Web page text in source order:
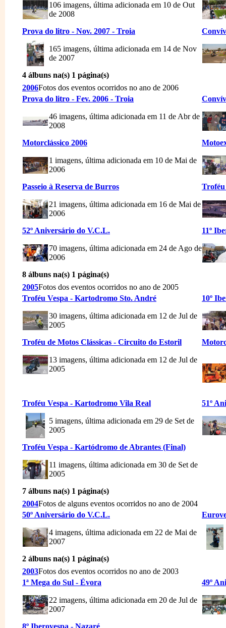
106 imagens, última adicionada em 10 de Out
de 2008
Prova do litro - Nov. 2007 - Troia
165 imagens, última adicionada em 14 de Nov
de 2007
4 álbuns na(s) 1 página(s)
2006Fotos dos eventos ocorridos no ano de 2006
Prova do litro - Fev. 2006 - Troia
46 imagens, última adicionada em 11 de Abr de
2008
Motorclássico 2006
1 imagens, última adicionada em 10 de Mai de
2006
Passeio à Reserva de Burros
21 imagens, última adicionada em 16 de Mai de
2006
52º Aniversário do V.C.L.
70 imagens, última adicionada em 24 de Ago de
2006
11º
8 álbuns na(s) 1 página(s)
2005Fotos dos eventos ocorridos no ano de 2005
Troféu Vespa - Kartodromo Sto. André
30 imagens, última adicionada em 12 de Jul de
2005
10º
Troféu de Motos Clássicas - Circuito do Estoril
13 imagens, última adicionada em 12 de Jul de
2005
Troféu Vespa - Kartodromo Vila Real
5 imagens, última adicionada em 29 de Set de
2005
51º
Troféu Vespa - Kartódromo de Abrantes (Final)
11 imagens, última adicionada em 30 de Set de
2005
7 álbuns na(s) 1 página(s)
2004Fotos de alguns eventos ocorridos no ano de 2004
50º Aniversário do V.C.L.
4 imagens, última adicionada em 22 de Mai de
2007
2 álbuns na(s) 1 página(s)
2003Fotos dos eventos ocorridos no ano de 2003
1ª Mega do Sul - Évora
22 imagens, última adicionada em 20 de Jul de
2007
49º
8º Iberovespa - Nazaré